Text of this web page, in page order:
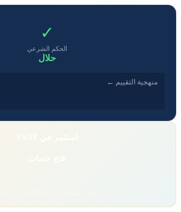
✓
الحكم الشرعي
حلال
منهجية التقييم ←